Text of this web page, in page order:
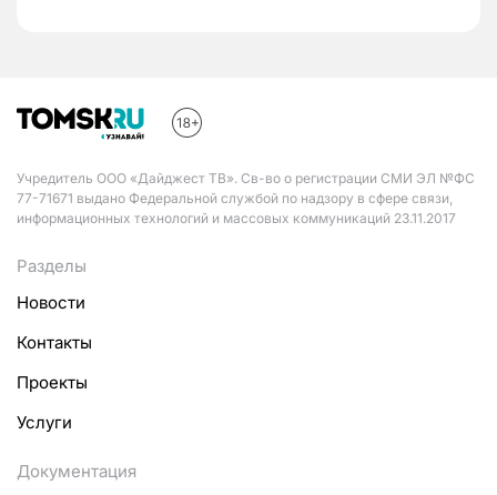
Учредитель ООО «Дайджест ТВ». Св-во о регистрации СМИ ЭЛ №ФС
77-71671 выдано Федеральной службой по надзору в сфере связи,
информационных технологий и массовых коммуникаций 23.11.2017
Разделы
Новости
Контакты
Проекты
Услуги
Документация